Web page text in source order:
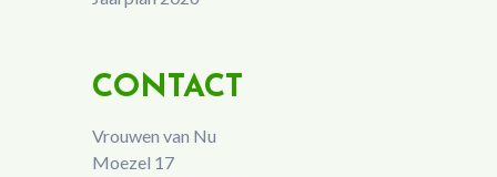
CONTACT
Vrouwen van Nu
Moezel 17